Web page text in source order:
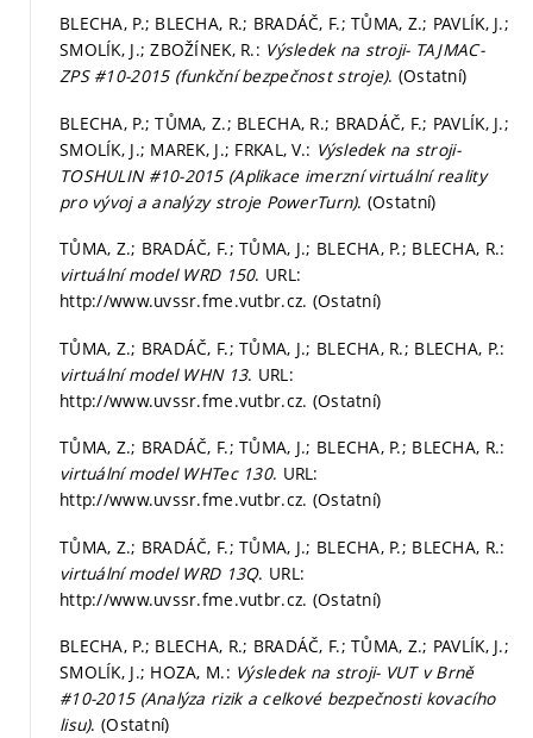
BLECHA, P.; BLECHA, R.; BRADÁČ, F.; TŮMA, Z.; PAVLÍK, J.;
SMOLÍK, J.; ZBOŽÍNEK, R.: Výsledek na stroji- TAJMAC-
ZPS #10-2015 (funkční bezpečnost stroje). (Ostatní)
BLECHA, P.; TŮMA, Z.; BLECHA, R.; BRADÁČ, F.; PAVLÍK, J.;
SMOLÍK, J.; MAREK, J.; FRKAL, V.: Výsledek na stroji-
TOSHULIN #10-2015 (Aplikace imerzní virtuální reality
pro vývoj a analýzy stroje PowerTurn). (Ostatní)
TŮMA, Z.; BRADÁČ, F.; TŮMA, J.; BLECHA, P.; BLECHA, R.:
virtuální model WRD 150. URL:
http://www.uvssr.fme.vutbr.cz. (Ostatní)
TŮMA, Z.; BRADÁČ, F.; TŮMA, J.; BLECHA, R.; BLECHA, P.:
virtuální model WHN 13. URL:
http://www.uvssr.fme.vutbr.cz. (Ostatní)
TŮMA, Z.; BRADÁČ, F.; TŮMA, J.; BLECHA, P.; BLECHA, R.:
virtuální model WHTec 130. URL:
http://www.uvssr.fme.vutbr.cz. (Ostatní)
TŮMA, Z.; BRADÁČ, F.; TŮMA, J.; BLECHA, P.; BLECHA, R.:
virtuální model WRD 13Q. URL:
http://www.uvssr.fme.vutbr.cz. (Ostatní)
BLECHA, P.; BLECHA, R.; BRADÁČ, F.; TŮMA, Z.; PAVLÍK, J.;
SMOLÍK, J.; HOZA, M.: Výsledek na stroji- VUT v Brně
#10-2015 (Analýza rizik a celkové bezpečnosti kovacího
lisu). (Ostatní)